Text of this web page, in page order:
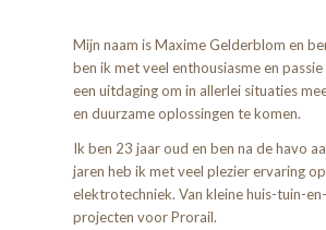
Mijn naam is Maxime Gelderblom en
ben ik met veel enthousiasme en
een uitdaging om in allerlei situaties
en duurzame oplossingen te komen.
Ik ben 23 jaar oud en ben na de havo
jaren heb ik met veel plezier ervaring
elektrotechniek. Van kleine huis-tuin-
projecten voor Prorail.